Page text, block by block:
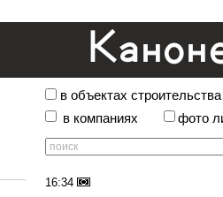
в объектах строительства
в компаниях
фото
16:34